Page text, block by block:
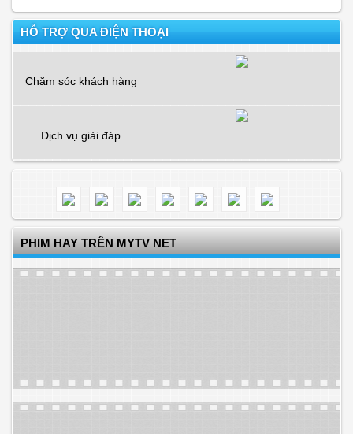
HỖ TRỢ QUA ĐIỆN THOẠI
Chăm sóc khách hàng
Dịch vụ giải đáp
PHIM HAY TRÊN MYTV NET